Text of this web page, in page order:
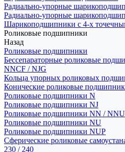
Радиально-упорные
Радиально-упорные
Шарикоподшипники с 4-х
Роликовые подшипники
Назад
Роликовые подшипники
Бессепараторные роликовые
NNCF / NJG
Кольца упорных роликовых
Конические роликовые
Роликовые подшипники N
Роликовые подшипники NJ
Роликовые подшипники NN / NNU
Роликовые подшипники NU
Роликовые подшипники NUP
Сферические роликовые
230 / 240